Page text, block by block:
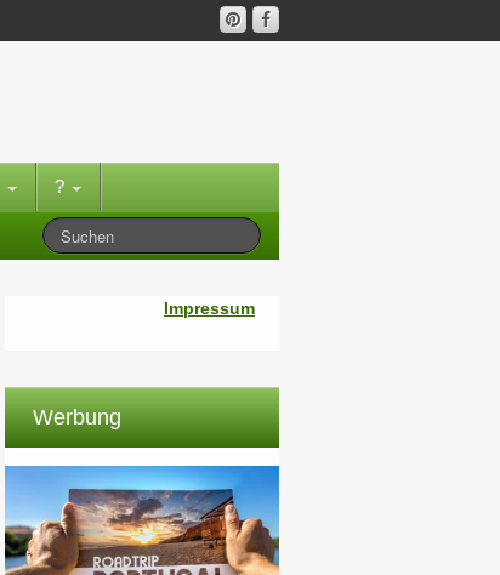
?
Impressum
Werbung